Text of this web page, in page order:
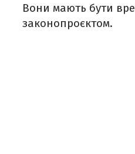
Вони мають бути
законопроєктом.